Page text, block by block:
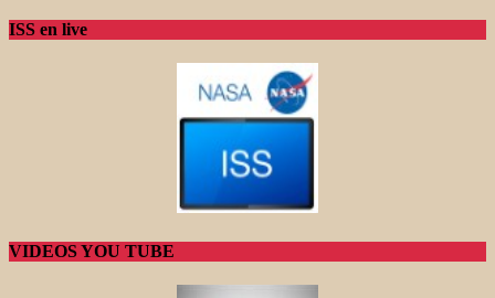
ISS en live
VIDEOS YOU TUBE